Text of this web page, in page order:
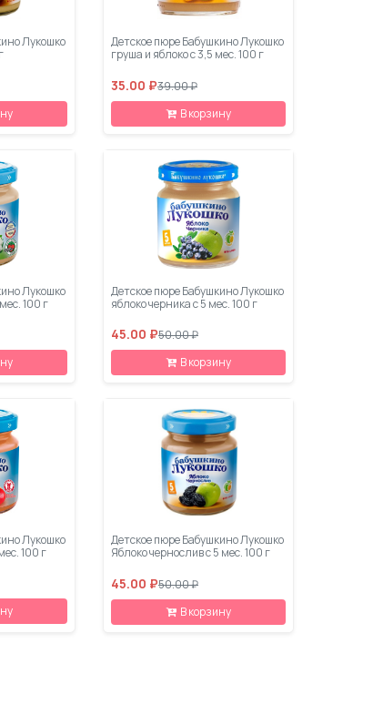
Лукошко
Детское пюре Бабушкино Лукошко
груша и яблоко с 3,5 мес. 100 г
35.00 ₽39.00 ₽
В корзину
Лукошко
100 г
Детское пюре Бабушкино Лукошко
яблоко черника с 5 мес. 100 г
45.00 ₽50.00 ₽
В корзину
Лукошко
100 г
Детское пюре Бабушкино Лукошко
Яблоко чернослив с 5 мес. 100 г
45.00 ₽50.00 ₽
В корзину